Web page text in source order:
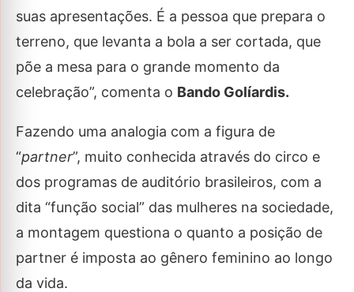
suas apresentações. É a pessoa que prepara o
terreno, que levanta a bola a ser cortada, que
põe a mesa para o grande momento da
celebração”, comenta o Bando Golíardis.
Fazendo uma analogia com a figura de
“partner”, muito conhecida através do circo e
dos programas de auditório brasileiros, com a
dita “função social” das mulheres na sociedade,
a montagem questiona o quanto a posição de
partner é imposta ao gênero feminino ao longo
da vida.